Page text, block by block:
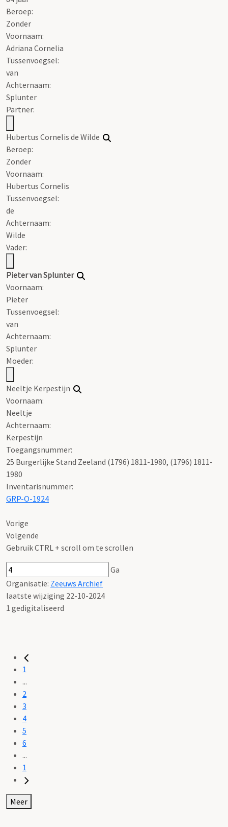
Beroep:
Zonder
Voornaam:
Adriana Cornelia
Tussenvoegsel:
van
Achternaam:
Splunter
Partner:
Hubertus Cornelis de Wilde
Beroep:
Zonder
Voornaam:
Hubertus Cornelis
Tussenvoegsel:
de
Achternaam:
Wilde
Vader:
Pieter van Splunter
Voornaam:
Pieter
Tussenvoegsel:
van
Achternaam:
Splunter
Moeder:
Neeltje Kerpestijn
Voornaam:
Neeltje
Achternaam:
Kerpestijn
Toegangsnummer:
25 Burgerlijke Stand Zeeland (1796) 1811-1980, (1796) 1811-
1980
Inventarisnummer:
GRP-O-1924
Vorige
Volgende
Gebruik CTRL + scroll om te scrollen
Ga
Organisatie: Zeeuws Archief
laatste wijziging 22-10-2024
1 gedigitaliseerd
1
...
2
3
4
5
6
...
1
Meer